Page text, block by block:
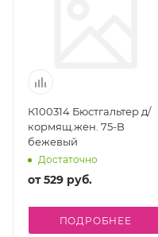
К100314 Бюстгальтер д/
кормящ.жен. 75-B
бежевый
Достаточно
от529 руб.
ПОДРОБНЕЕ